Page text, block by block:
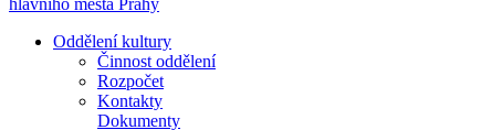
hlavního města Prahy
Oddělení kultury
Činnost oddělení
Rozpočet
Kontakty
Dokumenty